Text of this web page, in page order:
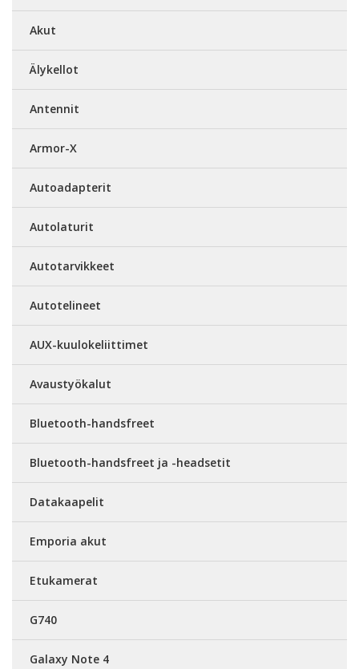
Akut
Älykellot
Antennit
Armor-X
Autoadapterit
Autolaturit
Autotarvikkeet
Autotelineet
AUX-kuulokeliittimet
Avaustyökalut
Bluetooth-handsfreet
Bluetooth-handsfreet ja -headsetit
Datakaapelit
Emporia akut
Etukamerat
G740
Galaxy Note 4